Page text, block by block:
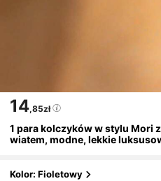
14,85zł
1 para kolczyków w stylu Mori
wiatem, modne, lekkie
Kolor: Fioletowy